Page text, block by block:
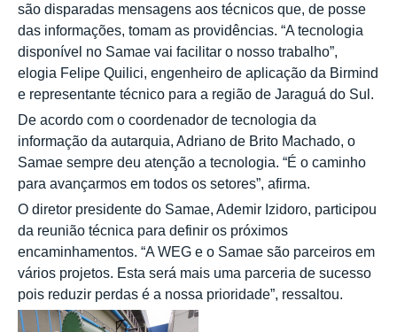
são disparadas mensagens aos técnicos que, de posse
das informações, tomam as providências. “A tecnologia
disponível no Samae vai facilitar o nosso trabalho”,
elogia Felipe Quilici, engenheiro de aplicação da Birmind
e representante técnico para a região de Jaraguá do Sul.
De acordo com o coordenador de tecnologia da
informação da autarquia, Adriano de Brito Machado, o
Samae sempre deu atenção a tecnologia. “É o caminho
para avançarmos em todos os setores”, afirma.
O diretor presidente do Samae, Ademir Izidoro, participou
da reunião técnica para definir os próximos
encaminhamentos. “A WEG e o Samae são parceiros em
vários projetos. Esta será mais uma parceria de sucesso
pois reduzir perdas é a nossa prioridade”, ressaltou.